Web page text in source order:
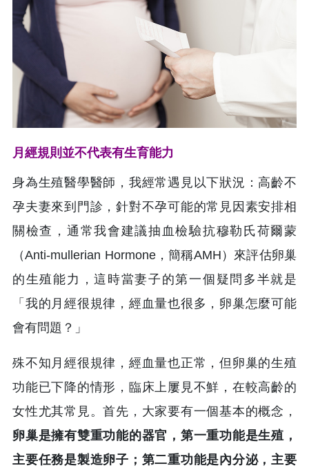
月經規則並不代表有生育能力
身為生殖醫學醫師，我經常遇見以下狀況：高齡不
孕夫妻來到門診，針對不孕可能的常見因素安排相
關檢查，通常我會建議抽血檢驗抗穆勒氏荷爾蒙
（Anti-mullerian Hormone，簡稱AMH）來評估卵巢
的生殖能力，這時當妻子的第一個疑問多半就是
「我的月經很規律，經血量也很多，卵巢怎麼可能
會有問題？」
殊不知月經很規律，經血量也正常，但卵巢的生殖
功能已下降的情形，臨床上屢見不鮮，在較高齡的
女性尤其常見。首先，大家要有一個基本的概念，
卵巢是擁有雙重功能的器官，第一重功能是生殖，
主要任務是製造卵子；第二重功能是內分泌，主要